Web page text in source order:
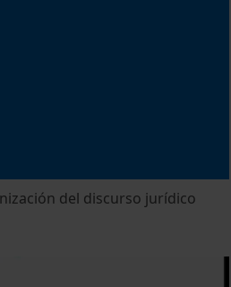
del discurso jurídico